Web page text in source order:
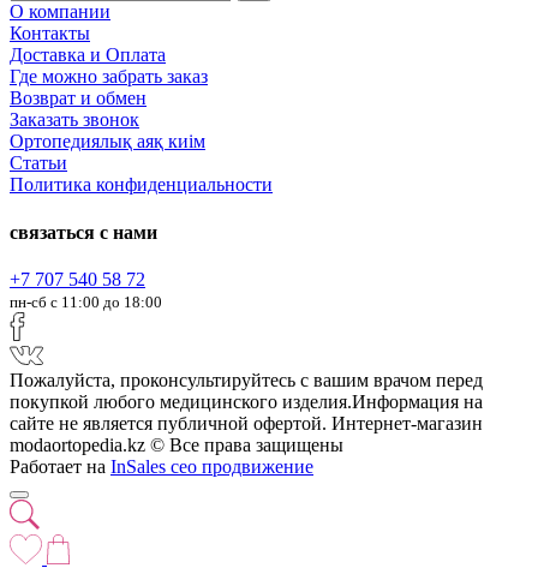
О компании
Контакты
Доставка и Оплата
Где можно забрать заказ
Возврат и обмен
Заказать звонок
Ортопедиялық аяқ киім
Статьи
Политика конфиденциальности
связаться с нами
+7 707 540 58 72
пн-сб с 11:00 до 18:00
Пожалуйста, проконсультируйтесь с вашим врачом перед
покупкой любого медицинского изделия.Информация на
сайте не является публичной офертой. Интернет-магазин
modaortopedia.kz © Все права защищены
Работает на InSales сео продвижение